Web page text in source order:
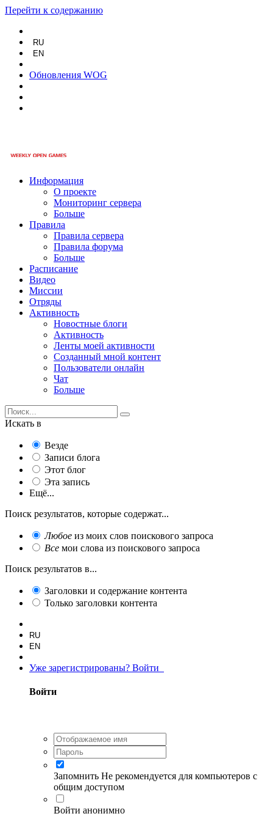
Перейти к содержанию
RU
EN
Обновления WOG
Информация
О проекте
Мониторинг сервера
Больше
Правила
Правила сервера
Правила форума
Больше
Расписание
Видео
Миссии
Отряды
Активность
Новостные блоги
Активность
Ленты моей активности
Созданный мной контент
Пользователи онлайн
Чат
Больше
Искать в
Везде
Записи блога
Этот блог
Эта запись
Ещё...
Поиск результатов, которые содержат...
Любое из моих слов поискового запроса
Все мои слова из поискового запроса
Поиск результатов в...
Заголовки и содержание контента
Только заголовки контента
RU
EN
Уже зарегистрированы? Войти
Войти
Запомнить Не рекомендуется для компьютеров с
общим доступом
Войти анонимно